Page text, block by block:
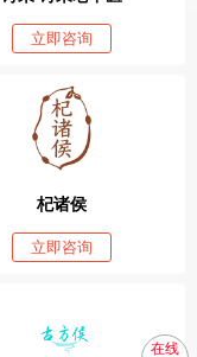
立即咨询
杞诸侯
立即咨询
在线